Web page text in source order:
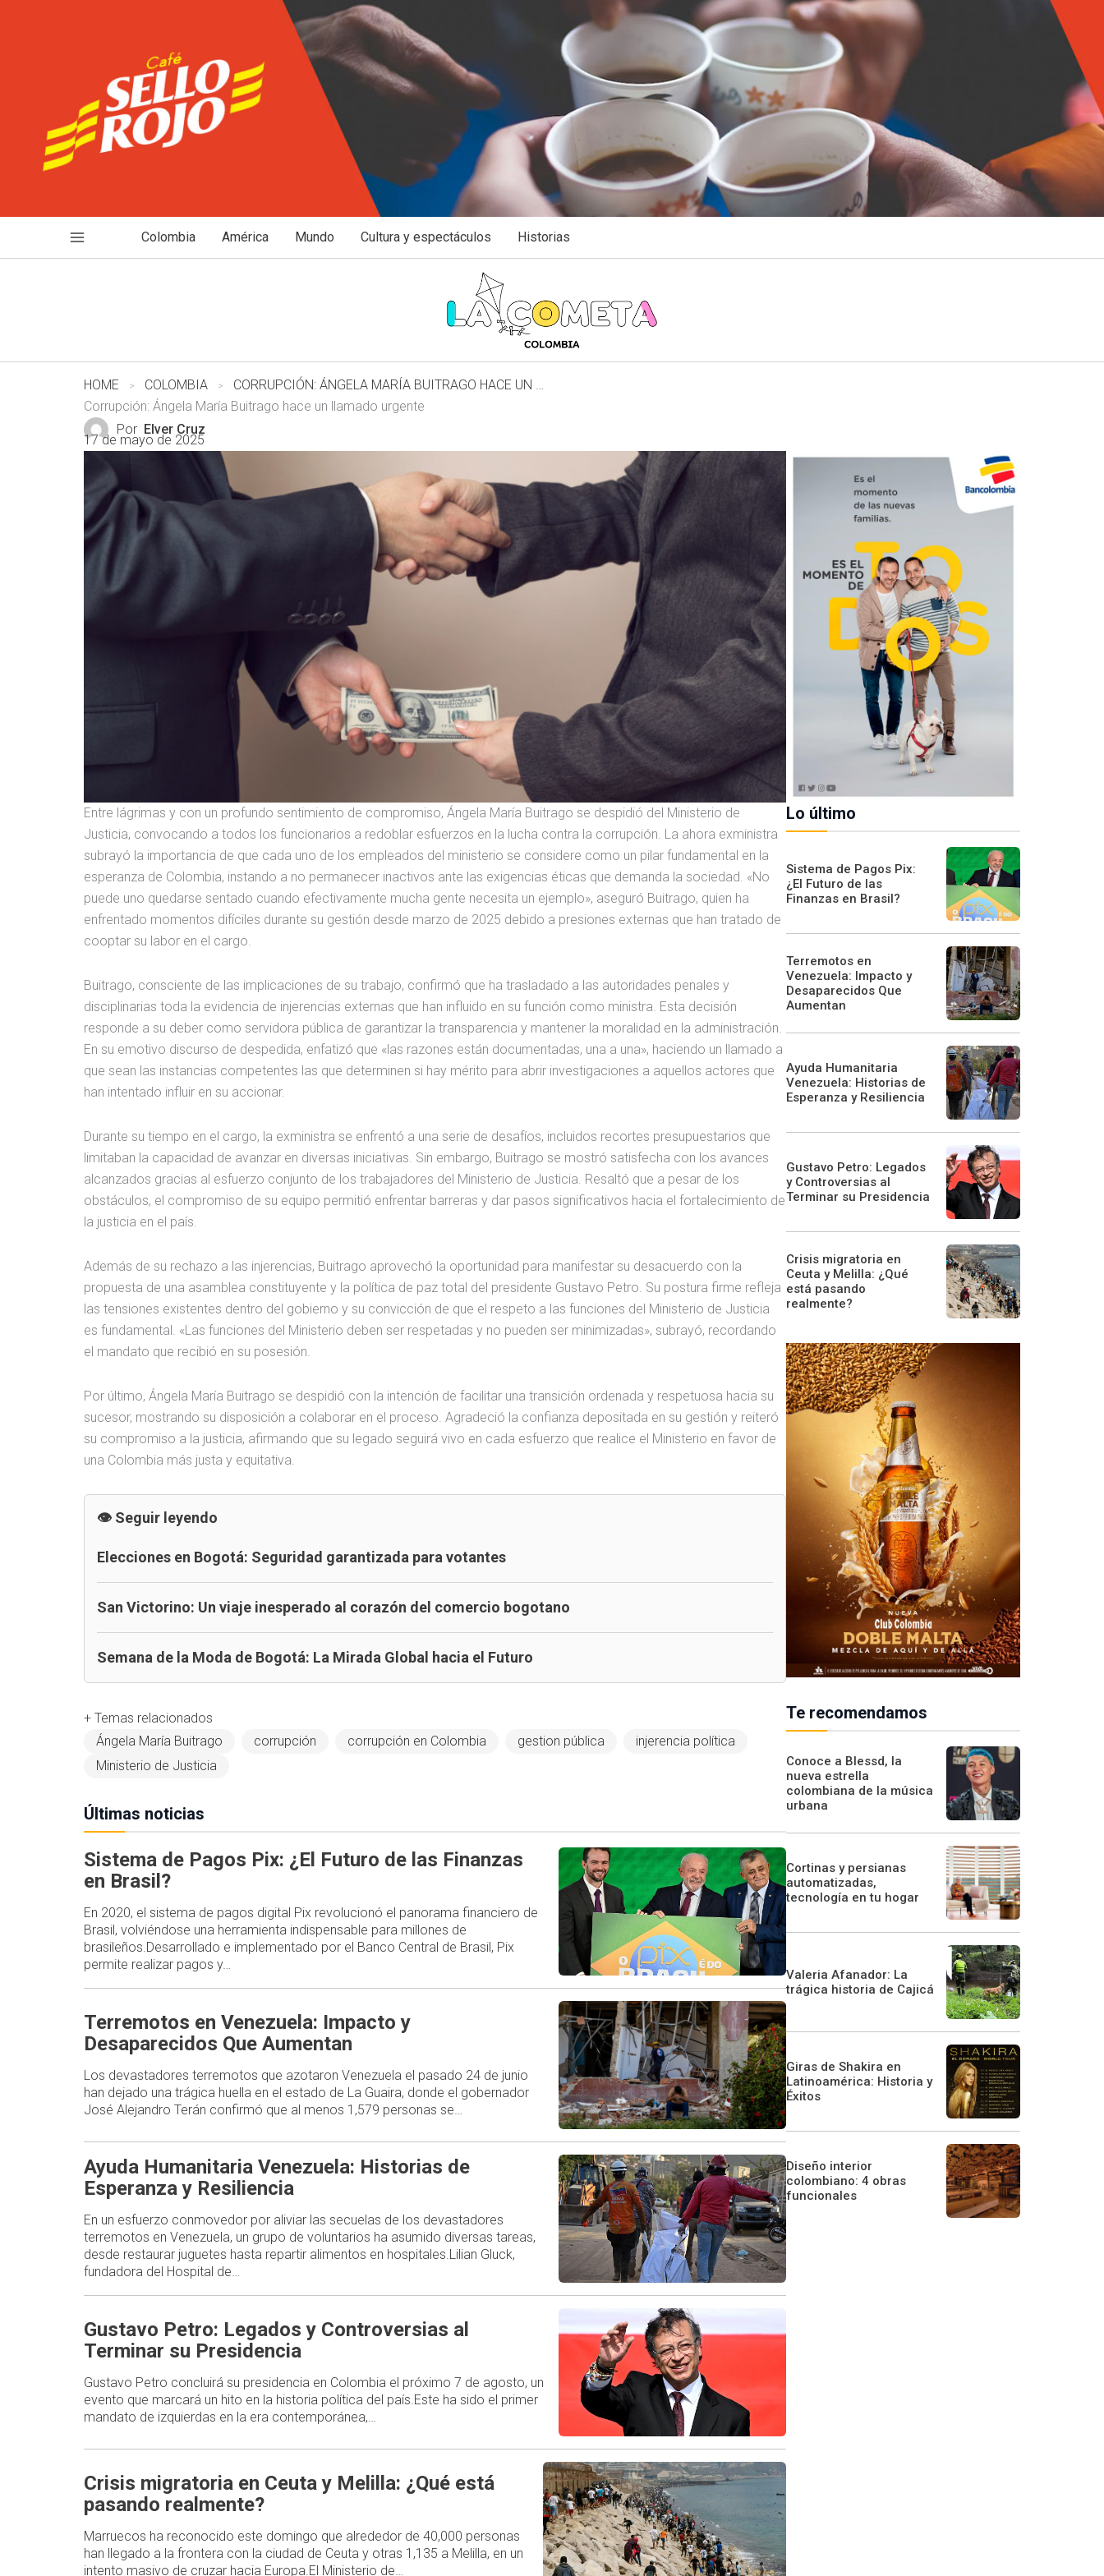
Colombia América Mundo Cultura y espectáculos Historias
HOME COLOMBIA
CORRUPCIÓN: ÁNGELA MARÍA BUITRAGO HACE UN LLAMADO URGENTE
Corrupción: Ángela María Buitrago hace un llamado urgente
Por Elver Cruz
17 de mayo de 2025
Entre lágrimas y con un profundo sentimiento de compromiso, Ángela María Buitrago se despidió del Ministerio de
Justicia, convocando a todos los funcionarios a redoblar esfuerzos en la lucha contra la corrupción. La ahora exministra
subrayó la importancia de que cada uno de los empleados del ministerio se considere como un pilar fundamental en la
esperanza de Colombia, instando a no permanecer inactivos ante las exigencias éticas que demanda la sociedad. «No
puede uno quedarse sentado cuando efectivamente mucha gente necesita un ejemplo», aseguró Buitrago, quien ha
enfrentado momentos difíciles durante su gestión desde marzo de 2025 debido a presiones externas que han tratado de
cooptar su labor en el cargo.
Buitrago, consciente de las implicaciones de su trabajo, confirmó que ha trasladado a las autoridades penales y
disciplinarias toda la evidencia de injerencias externas que han influido en su función como ministra. Esta decisión
responde a su deber como servidora pública de garantizar la transparencia y mantener la moralidad en la administración.
En su emotivo discurso de despedida, enfatizó que «las razones están documentadas, una a una», haciendo un llamado a
que sean las instancias competentes las que determinen si hay mérito para abrir investigaciones a aquellos actores que
han intentado influir en su accionar.
Durante su tiempo en el cargo, la exministra se enfrentó a una serie de desafíos, incluidos recortes presupuestarios que
limitaban la capacidad de avanzar en diversas iniciativas. Sin embargo, Buitrago se mostró satisfecha con los avances
alcanzados gracias al esfuerzo conjunto de los trabajadores del Ministerio de Justicia. Resaltó que a pesar de los
obstáculos, el compromiso de su equipo permitió enfrentar barreras y dar pasos significativos hacia el fortalecimiento de
la justicia en el país.
Además de su rechazo a las injerencias, Buitrago aprovechó la oportunidad para manifestar su desacuerdo con la
propuesta de una asamblea constituyente y la política de paz total del presidente Gustavo Petro. Su postura firme refleja
las tensiones existentes dentro del gobierno y su convicción de que el respeto a las funciones del Ministerio de Justicia
es fundamental. «Las funciones del Ministerio deben ser respetadas y no pueden ser minimizadas», subrayó, recordando
el mandato que recibió en su posesión.
Por último, Ángela María Buitrago se despidió con la intención de facilitar una transición ordenada y respetuosa hacia su
sucesor, mostrando su disposición a colaborar en el proceso. Agradeció la confianza depositada en su gestión y reiteró
su compromiso a la justicia, afirmando que su legado seguirá vivo en cada esfuerzo que realice el Ministerio en favor de
una Colombia más justa y equitativa.
Seguir leyendo
Elecciones en Bogotá: Seguridad garantizada para votantes
San Victorino: Un viaje inesperado al corazón del comercio bogotano
Semana de la Moda de Bogotá: La Mirada Global hacia el Futuro
+ Temas relacionados
Ángela María Buitrago
corrupción corrupción en Colombia gestion pública
injerencia política
Ministerio de Justicia
Últimas noticias
Sistema de Pagos Pix: ¿El Futuro de las Finanzas
en Brasil?
En 2020, el sistema de pagos digital Pix revolucionó el panorama financiero de
Brasil, volviéndose una herramienta indispensable para millones de
brasileños.Desarrollado e implementado por el Banco Central de Brasil, Pix
permite realizar pagos y…
Terremotos en Venezuela: Impacto y
Desaparecidos Que Aumentan
Los devastadores terremotos que azotaron Venezuela el pasado 24 de junio
han dejado una trágica huella en el estado de La Guaira, donde el gobernador
José Alejandro Terán confirmó que al menos 1,579 personas se…
Ayuda Humanitaria Venezuela: Historias de
Esperanza y Resiliencia
En un esfuerzo conmovedor por aliviar las secuelas de los devastadores
terremotos en Venezuela, un grupo de voluntarios ha asumido diversas tareas,
desde restaurar juguetes hasta repartir alimentos en hospitales.Lilian Gluck,
fundadora del Hospital de…
Gustavo Petro: Legados y Controversias al
Terminar su Presidencia
Gustavo Petro concluirá su presidencia en Colombia el próximo 7 de agosto, un
evento que marcará un hito en la historia política del país.Este ha sido el primer
mandato de izquierdas en la era contemporánea,…
Crisis migratoria en Ceuta y Melilla: ¿Qué está
pasando realmente?
Marruecos ha reconocido este domingo que alrededor de 40,000 personas
han llegado a la frontera con la ciudad de Ceuta y otras 1,135 a Melilla, en un
intento masivo de cruzar hacia Europa.El Ministerio de…
Lo último
Sistema de Pagos Pix:
¿El Futuro de las
Finanzas en Brasil?
Terremotos en
Venezuela: Impacto y
Desaparecidos Que
Aumentan
Ayuda Humanitaria
Venezuela: Historias de
Esperanza y Resiliencia
Gustavo Petro: Legados
y Controversias al
Terminar su Presidencia
Crisis migratoria en
Ceuta y Melilla: ¿Qué
está pasando
realmente?
Te recomendamos
Conoce a Blessd, la
nueva estrella
colombiana de la música
urbana
Cortinas y persianas
automatizadas,
tecnología en tu hogar
Valeria Afanador: La
trágica historia de Cajicá
Giras de Shakira en
Latinoamérica: Historia y
Éxitos
Diseño interior
colombiano: 4 obras
funcionales